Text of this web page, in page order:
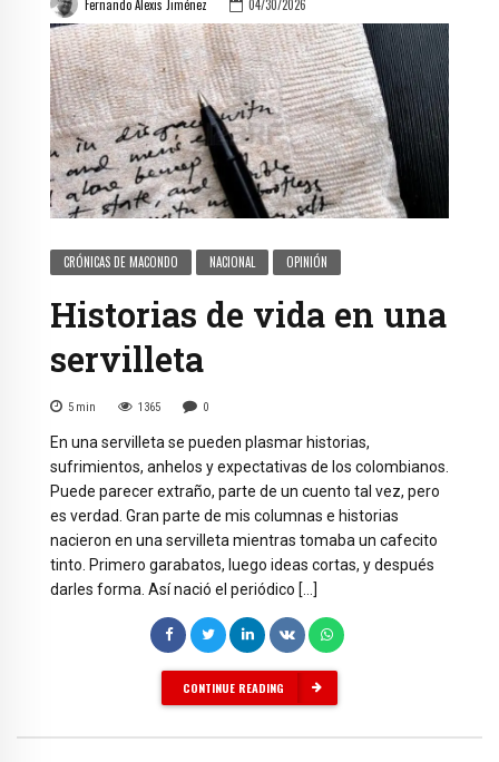
Fernando Alexis Jiménez 04/30/2026
CRÓNICAS DE MACONDO NACIONAL OPINIÓN
Historias de vida en una
servilleta
5 min 1365 0
En una servilleta se pueden plasmar historias,
sufrimientos, anhelos y expectativas de los colombianos.
Puede parecer extraño, parte de un cuento tal vez, pero
es verdad. Gran parte de mis columnas e historias
nacieron en una servilleta mientras tomaba un cafecito
tinto. Primero garabatos, luego ideas cortas, y después
darles forma. Así nació el periódico […]
CONTINUE READING